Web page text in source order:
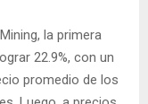
la primera
22.9%, con un
promedio de los